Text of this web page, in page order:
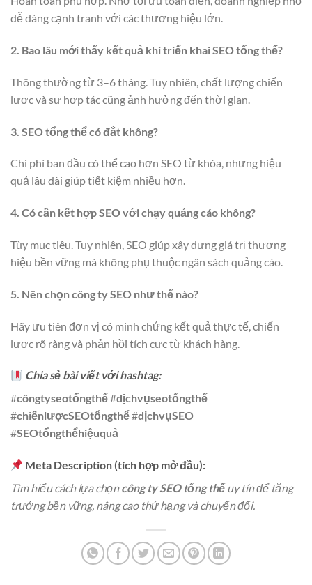
dễ dàng cạnh tranh với các thương hiệu lớn.
2. Bao lâu mới thấy kết quả khi triển khai SEO tổng thể?
Thông thường từ 3–6 tháng. Tuy nhiên, chất lượng chiến
lược và sự hợp tác cũng ảnh hưởng đến thời gian.
3. SEO tổng thể có đắt không?
Chi phí ban đầu có thể cao hơn SEO từ khóa, nhưng hiệu
quả lâu dài giúp tiết kiệm nhiều hơn.
4. Có cần kết hợp SEO với chạy quảng cáo không?
Tùy mục tiêu. Tuy nhiên, SEO giúp xây dựng giá trị thương
hiệu bền vững mà không phụ thuộc ngân sách quảng cáo.
5. Nên chọn công ty SEO như thế nào?
Hãy ưu tiên đơn vị có minh chứng kết quả thực tế, chiến
lược rõ ràng và phản hồi tích cực từ khách hàng.
Chia sẻ bài viết với hashtag:
#côngtyseotổngthể#dịchvụseotổngthể
#chiếnlượcSEOtổngthể#dịchvụSEO
#SEOtổngthểhiệuquả
Meta Description (tích hợp mở đầu):
Tìm hiểu cách lựa chọncông ty SEO tổng thểuy tín để tăng
trưởng bền vững, nâng cao thứ hạng và chuyển đổi.